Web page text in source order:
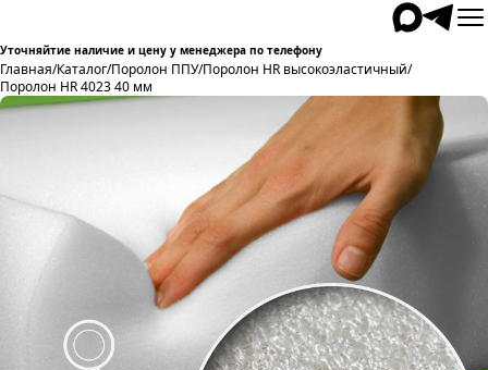
Уточняйтие наличие и цену у менеджера по телефону
Главная/Каталог/Поролон ППУ/Поролон HR высокоэластичный/
Поролон HR 4023 40 мм